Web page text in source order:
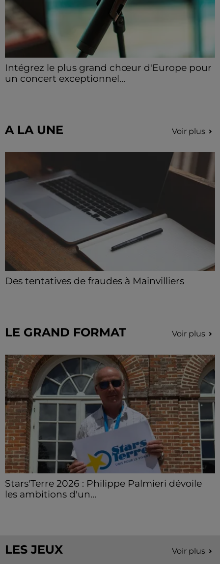
Intégrez le plus grand chœur d'Europe pour
un concert exceptionnel...
A LA UNE Voir plus
Des tentatives de fraudes à Mainvilliers
LE GRAND FORMAT Voir plus
Stars'Terre 2026 : Philippe Palmieri dévoile
les ambitions d'un...
LES JEUX Voir plus